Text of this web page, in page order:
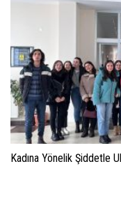
Kadına Yönelik Şiddetle